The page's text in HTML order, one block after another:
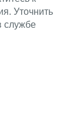
Уточнить
службе